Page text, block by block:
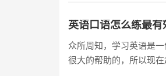
https://
英语口语怎么练最有
众所周知，学习英语是
很大的帮助的，所以现在